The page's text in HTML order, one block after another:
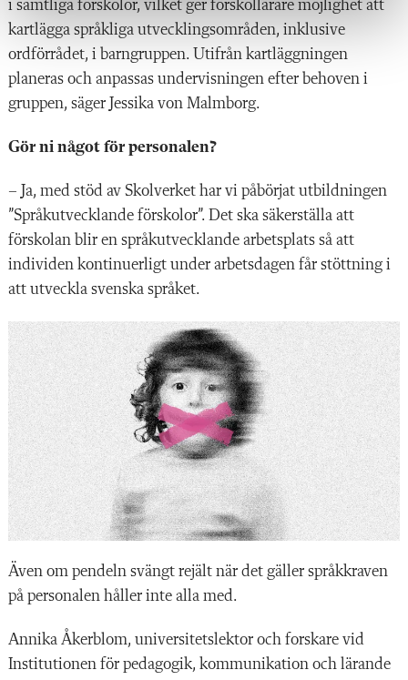
i samtliga förskolor, vilket ger förskollärare möjlighet att
kartlägga språkliga utvecklingsområden, inklusive
ordförrådet, i barngruppen. Utifrån kartläggningen
planeras och anpassas undervisningen efter behoven i
gruppen, säger Jessika von Malmborg.
Gör ni något för personalen?
– Ja, med stöd av Skolverket har vi påbörjat utbildningen
”Språkutvecklande förskolor”. Det ska säkerställa att
förskolan blir en språkutvecklande ­arbetsplats så att
individen kontinuerligt under arbetsdagen får stöttning i
att utveckla svenska språket.
Även om pendeln svängt rejält när det gäller språkkraven
på personalen håller inte alla med.
Annika Åkerblom, universitetslektor och forskare vid
Institutionen för pedagogik, kommunikation och lärande